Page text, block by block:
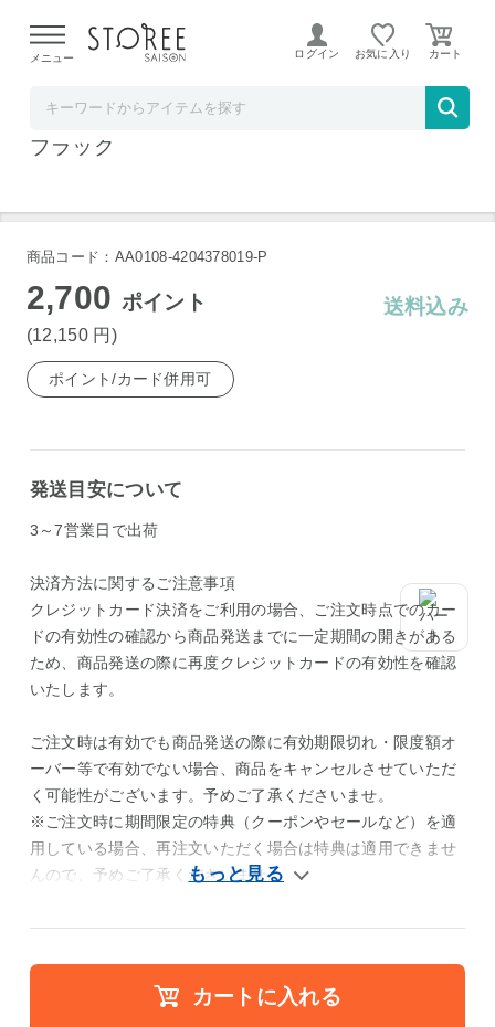
よる配送遅延が発生しております。
メニュー ログイン お気に入り
ブラザー 純正トナーカートリッジ TN-293BK
ブラック
商品コード：AA0108-4204378019-P
2,700 ポイント
(12,150 円 )
送料込み
ポイント/カード併用可
発送目安について
3～7営業日で出荷
決済方法に関するご注意事項
クレジットカード決済をご利用の場合、ご注文時点でのカー
ドの有効性の確認から商品発送までに一定期間の開きがある
ため、商品発送の際に再度クレジットカードの有効性を確認
いたします。
ご注文時は有効でも商品発送の際に有効期限切れ・限度額オ
ーバー等で有効でない場合、商品をキャンセルさせていただ
く可能性がございます。予めご了承くださいませ。
※ご注文時に期間限定の特典（クーポンやセールなど）を適
用している場合、再注文いただく場合は特典は適用できませ
んので、予めご了承くださいませ。
カートに入れる